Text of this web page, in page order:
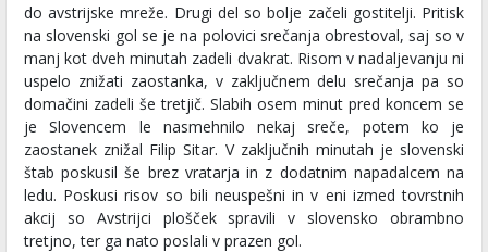
do avstrijske mreže. Drugi del so bolje začeli gostitelji. Pritisk
na slovenski gol se je na polovici srečanja obrestoval, saj so v
manj kot dveh minutah zadeli dvakrat. Risom v nadaljevanju ni
uspelo znižati zaostanka, v zaključnem delu srečanja pa so
domačini zadeli še tretjič. Slabih osem minut pred koncem se
je Slovencem le nasmehnilo nekaj sreče, potem ko je
zaostanek znižal Filip Sitar. V zaključnih minutah je slovenski
štab poskusil še brez vratarja in z dodatnim napadalcem na
ledu. Poskusi risov so bili neuspešni in v eni izmed tovrstnih
akcij so Avstrijci plošček spravili v slovensko obrambno
tretjno, ter ga nato poslali v prazen gol.